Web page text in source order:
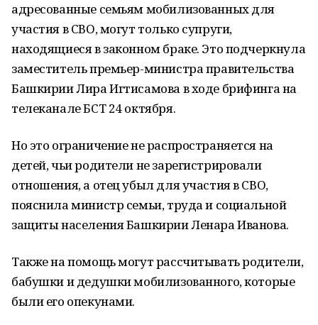
адресованные семьям мобилизованных для
участия в СВО, могут только супруги,
находящиеся в законном браке. Это подчеркнула
заместитель премьер-министра правительства
Башкирии Лира Игтисамова в ходе брифинга на
телеканале БСТ 24 октября.
Но это ограничение не распространяется на
детей, чьи родители не зарегистрировали
отношения, а отец убыл для участия в СВО,
пояснила министр семьи, труда и социальной
защиты населения Башкирии Ленара Иванова.
Также на помощь могут рассчитывать родители,
бабушки и дедушки мобилизованного, которые
были его опекунами.